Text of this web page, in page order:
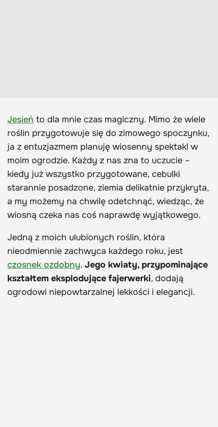
Jesień to dla mnie czas magiczny. Mimo że wiele
roślin przygotowuje się do zimowego spoczynku,
ja z entuzjazmem planuję wiosenny spektakl w
moim ogrodzie. Każdy z nas zna to uczucie –
kiedy już wszystko przygotowane, cebulki
starannie posadzone, ziemia delikatnie przykryta,
a my możemy na chwilę odetchnąć, wiedząc, że
wiosną czeka nas coś naprawdę wyjątkowego.
Jedną z moich ulubionych roślin, która
nieodmiennie zachwyca każdego roku, jest
czosnek ozdobny. Jego kwiaty, przypominające
kształtem eksplodujące fajerwerki, dodają
ogrodowi niepowtarzalnej lekkości i elegancji.